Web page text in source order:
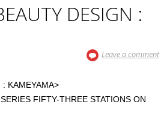
DESIGN :
Leave a comment
FIFTY-THREE STATIONS ON